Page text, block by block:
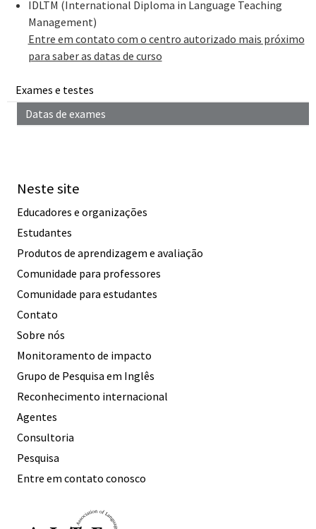
Exames e testes
Datas de exames
IDLTM (International Diploma in Language Teaching
Management)
Entre em contato com o centro autorizado mais próximo
para saber as datas de curso
Neste site
Educadores e organizações
Estudantes
Produtos de aprendizagem e avaliação
Comunidade para professores
Comunidade para estudantes
Contato
Sobre nós
Monitoramento de impacto
Grupo de Pesquisa em Inglês
Reconhecimento internacional
Agentes
Consultoria
Pesquisa
Entre em contato conosco